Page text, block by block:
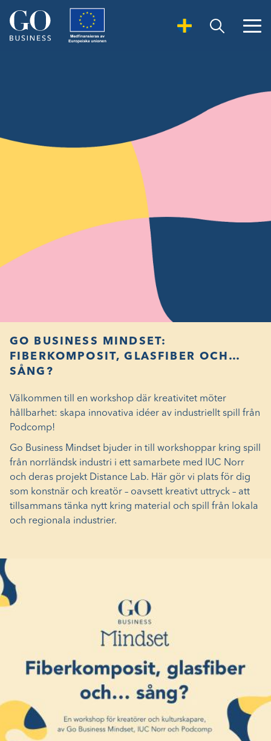
Open Search
GO BUSINESS MINDSET:
FIBERKOMPOSIT, GLASFIBER OCH…
SÅNG?
Välkommen till en workshop där kreativitet möter
hållbarhet: skapa innovativa idéer av industriellt spill från
Podcomp!
Go Business Mindset bjuder in till workshoppar kring spill
från norrländsk industri i ett samarbete med IUC Norr
och deras projekt Distance Lab. Här gör vi plats för dig
som konstnär och kreatör – oavsett kreativt uttryck – att
tillsammans tänka nytt kring material och spill från lokala
och regionala industrier.